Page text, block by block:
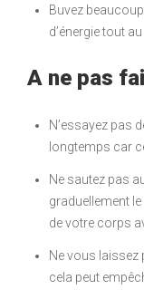
Buvez
d’énergie tout
A ne pas
N’essayez pas
longtemps car
Ne sautez pas
graduellement
de votre corps
Ne vous laissez
cela peut